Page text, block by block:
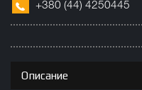
+380 (44) 4250445
Описание